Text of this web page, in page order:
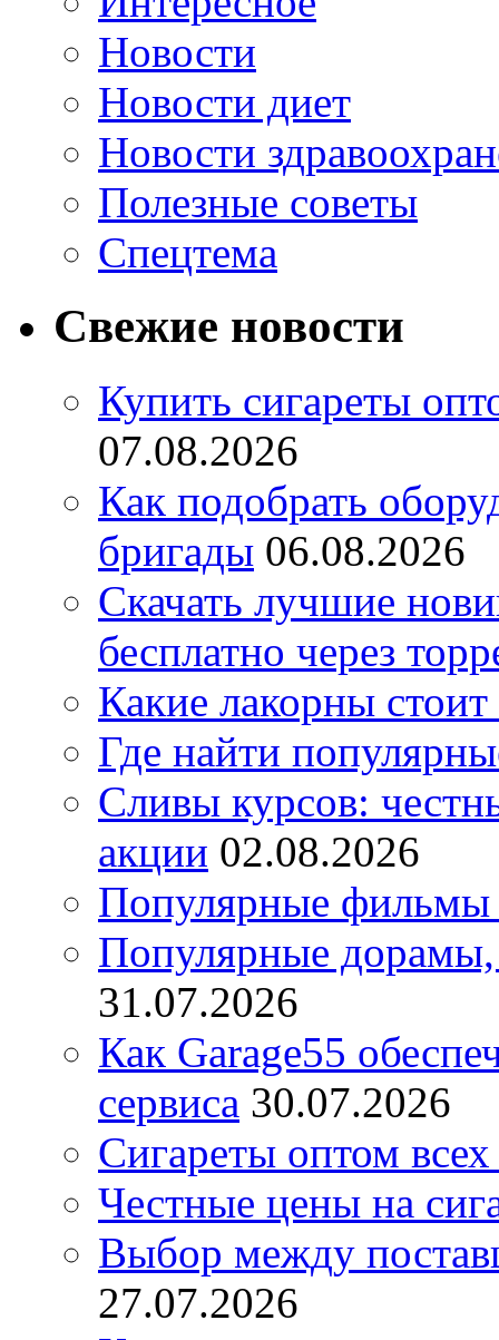
Новости
Новости диет
Новости
Полезные советы
Спецтема
Свежие новости
Купить сигареты
07.08.2026
Как подобрать
бригады 06.08.2026
Скачать лучшие
бесплатно через
Какие лакорны стоит
Где найти
Сливы курсов:
акции 02.08.2026
Популярные фильмы
Популярные дорамы,
31.07.2026
Как Garage55
сервиса 30.07.2026
Сигареты оптом
Честные цены на
Выбор между
27.07.2026